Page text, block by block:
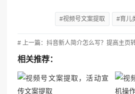
#视频号文案提取 #育儿
# 上一篇：抖音新人简介怎么写？提高主页
相关推荐：